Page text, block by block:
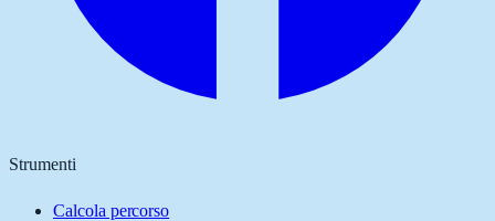
Strumenti
Calcola percorso